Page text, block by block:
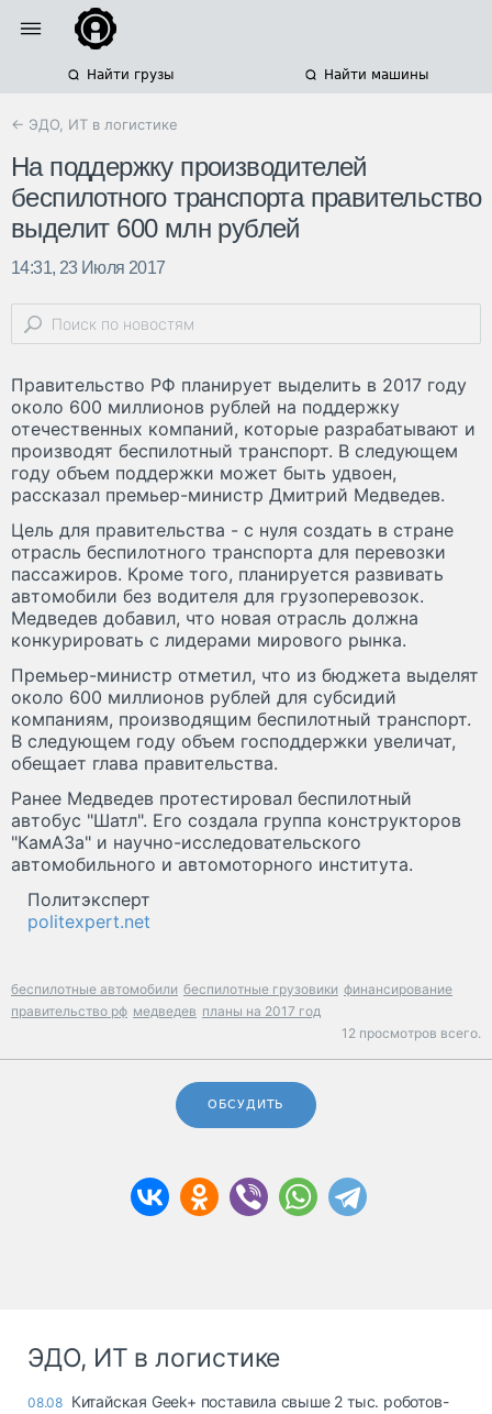
Найти грузы Найти машины
← ЭДО, ИТ в логистике
На поддержку производителей
беспилотного транспорта правительство
выделит 600 млн рублей
14:31, 23 Июля 2017
Правительство РФ планирует выделить в 2017 году
около 600 миллионов рублей на поддержку
отечественных компаний, которые разрабатывают и
производят беспилотный транспорт. В следующем
году объем поддержки может быть удвоен,
рассказал премьер-министр Дмитрий Медведев.
Цель для правительства - с нуля создать в стране
отрасль беспилотного транспорта для перевозки
пассажиров. Кроме того, планируется развивать
автомобили без водителя для грузоперевозок.
Медведев добавил, что новая отрасль должна
конкурировать с лидерами мирового рынка.
Премьер-министр отметил, что из бюджета выделят
около 600 миллионов рублей для субсидий
компаниям, производящим беспилотный транспорт.
В следующем году объем господдержки увеличат,
обещает глава правительства.
Ранее Медведев протестировал беспилотный
автобус "Шатл". Его создала группа конструкторов
"КамАЗа" и научно-исследовательского
автомобильного и автомоторного института.
Политэксперт
politexpert.net
беспилотные автомобили беспилотные грузовики финансирование
правительство рф медведев планы на 2017 год
12 просмотров всего.
ОБСУДИТЬ
ЭДО, ИТ в логистике
08.08 Китайская Geek+ поставила свыше 2 тыс. роботов-